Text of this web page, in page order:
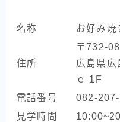
名称 お好み焼
住所
〒732-
広島県広
ｅ 1F
電話番号
082-
見学時間